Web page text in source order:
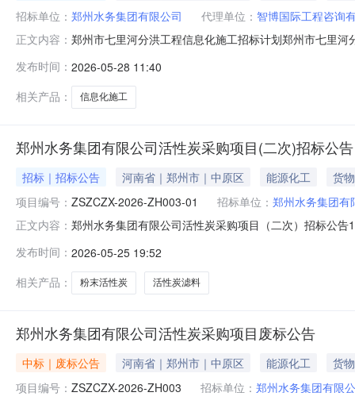
招标单位： 郑州水务集团有限公司 代理单位： 智博国际工程咨询
正文内容： 郑州市七里河分洪工程信息化施工招标计划郑州市七里
100%七、主要招标内容：郑州市七里河分洪工程信息化
发布时间： 2026-05-28 11:40
相关产品：
信息化施工
郑州水务集团有限公司活性炭采购项目(二次)招标公告
招标｜招标公告 河南省｜郑州市｜中原区 能源化工
货物
项目编号： ZSZCZX-2026-ZH003-01 招标单位： 郑州水务集团有
正文内容： 郑州水务集团有限公司活性炭采购项目（二次）招标公
号：ZSZCZX-2026-ZH003-012.3项目概况：郑州水务集
数量以实际订单
发布时间： 2026-05-25 19:52
相关产品：
粉末活性炭 活性炭滤料
郑州水务集团有限公司活性炭采购项目废标公告
中标｜废标公告 河南省｜郑州市｜中原区 能源化工
货物
项目编号： ZSZCZX-2026-ZH003 招标单位： 郑州水务集团有限